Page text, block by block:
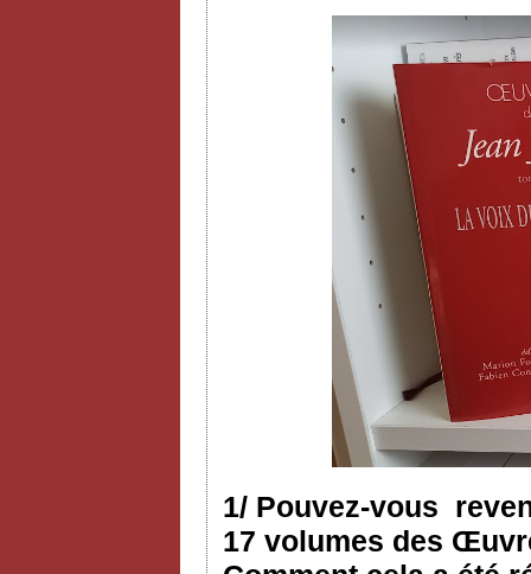
1/ Pouvez-vous
17 volumes des